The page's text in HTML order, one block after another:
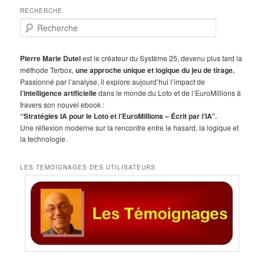
RECHERCHE
e
h
e
r
c
h
e
Pierre Marie Dutelest le créateur du Système 25, devenu plus tard la
méthode Terbox,une approche unique et logique du jeu de tirage.
Passionné par l’analyse, il explore aujourd’hui l’impact de
l’intelligence artificielledans le monde du Loto et de l’EuroMillions à
travers son nouvel ebook :
“Stratégies IA pour le Loto et l’EuroMillions – Écrit par l’IA”.
Une réflexion moderne sur la rencontre entre le hasard, la logique et
la technologie.
LES TEMOIGNAGES DES UTILISATEURS